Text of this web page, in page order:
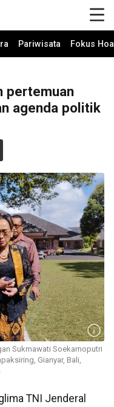
Pariwisata Fokus
pertemuan
agenda politik
Sukmawati Soekarnoputri
Gianyar, Bali,
TNI Jenderal